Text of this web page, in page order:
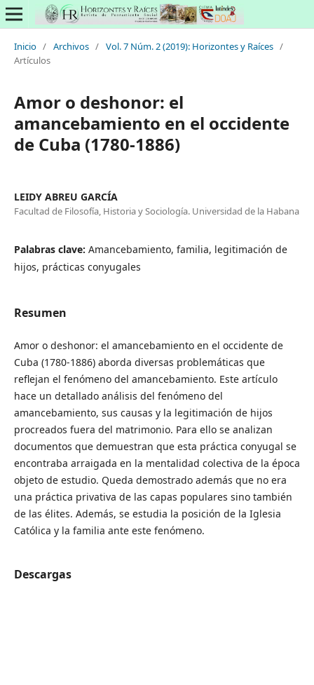
Inicio / Archivos / Vol. 7 Núm. 2 (2019): Horizontes y Raíces /
Artículos
Amor o deshonor: el
amancebamiento en el occidente
de Cuba (1780-1886)
LEIDY ABREU GARCÍA
Facultad de Filosofía, Historia y Sociología. Universidad de la Habana
Palabras clave: Amancebamiento, familia, legitimación de
hijos, prácticas conyugales
Resumen
Amor o deshonor: el amancebamiento en el occidente de
Cuba (1780-1886) aborda diversas problemáticas que
reflejan el fenómeno del amancebamiento. Este artículo
hace un detallado análisis del fenómeno del
amancebamiento, sus causas y la legitimación de hijos
procreados fuera del matrimonio. Para ello se analizan
documentos que demuestran que esta práctica conyugal se
encontraba arraigada en la mentalidad colectiva de la época
objeto de estudio. Queda demostrado además que no era
una práctica privativa de las capas populares sino también
de las élites. Además, se estudia la posición de la Iglesia
Católica y la familia ante este fenómeno.
Descargas